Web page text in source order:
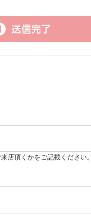
店頂くかをご記載ください。